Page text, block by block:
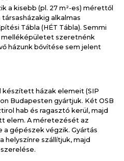
a kisebb (pl. 27 m²-es) mérettől
alkalmas
Tábla (HÉT Tábla). Semmi
melléképületet szeretnénk
házunk bővítése sem jelent
házak elemeit (SIP
Budapesten gyártjuk. Két OSB
hab és ragasztó kerül, majd
elem. A méretezését az
gépészek végzik. Gyártás
helyszínre szállítjuk, majd